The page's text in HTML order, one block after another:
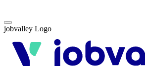
jobvalley Logo